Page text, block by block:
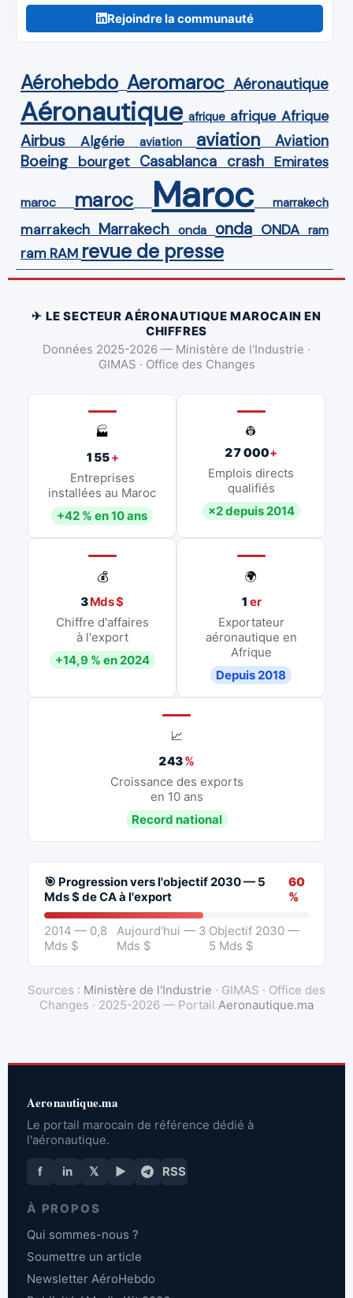
Rejoindre la communauté
Aérohebdo Aeromaroc Aéronautique
Aéronautique afrique afrique Afrique
Airbus Algérie aviation aviation Aviation
Boeing bourget Casablanca crash Emirates
maroc maroc Maroc marrakech
marrakech Marrakech onda onda ONDA ram
ram RAM revue de presse
✈ LE SECTEUR AÉRONAUTIQUE MAROCAIN EN
CHIFFRES
Données 2025-2026 — Ministère de l'Industrie ·
GIMAS · Office des Changes
🏭
155+
Entreprises
installées au Maroc
+42 % en 10 ans
👷
27 000+
Emplois directs
qualifiés
×2 depuis 2014
💰
3Mds $
Chiffre d'affaires
à l'export
+14,9 % en 2024
🌍
1 er
Exportateur
aéronautique en
Afrique
Depuis 2018
📈
243%
Croissance des exports
en 10 ans
Record national
🎯 Progression vers l'objectif 2030 — 5
Mds $ de CA à l'export
60
%
2014 — 0,8
Mds $
Aujourd'hui — 3
Mds $
Objectif 2030 —
5 Mds $
Sources : Ministère de l'Industrie · GIMAS · Office des
Changes · 2025-2026 — Portail Aeronautique.ma
Aeronautique.ma
Le portail marocain de référence dédié à
l'aéronautique.
f in 𝕏 ▶ RSS
À PROPOS
Qui sommes-nous ?
Soumettre un article
Newsletter AéroHebdo